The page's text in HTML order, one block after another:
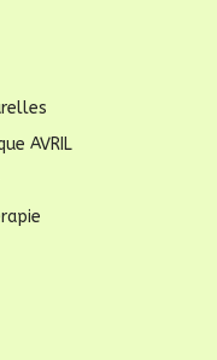
AVRIL